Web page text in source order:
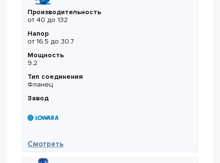
Производительность
от 40 до 132
Напор
от 16.5 до 30.7
Мощность
9.2
Тип соединения
Фланец
Завод
Смотреть— Lowara LNEE 80-160/92